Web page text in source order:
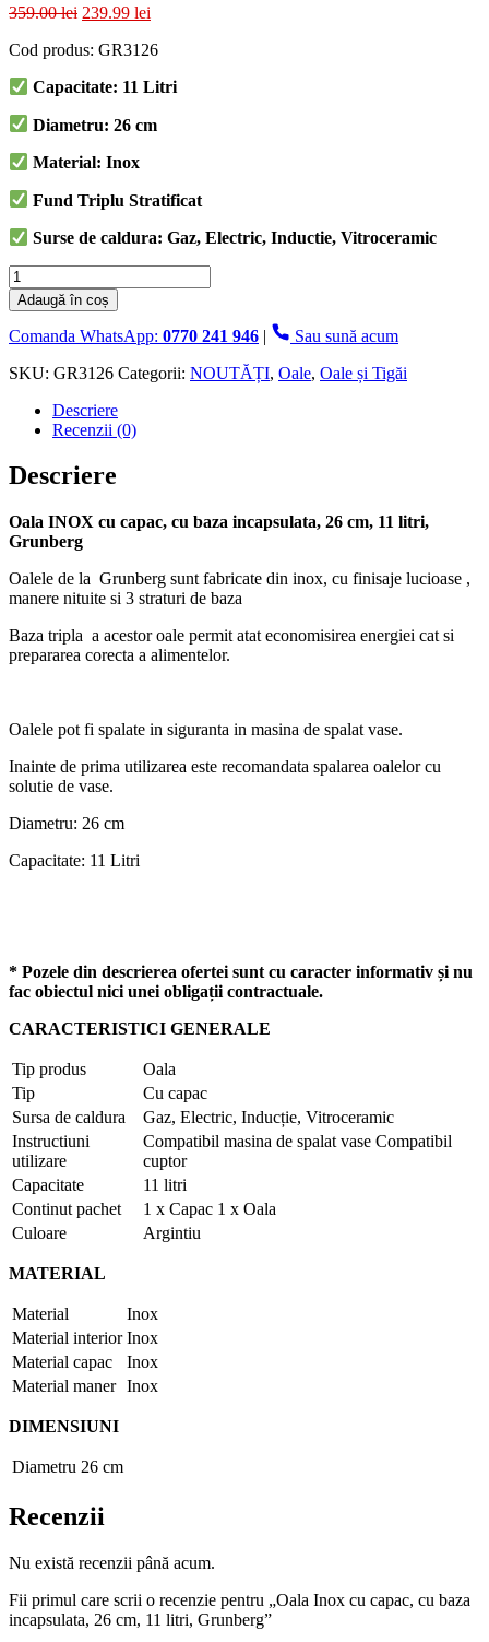
359.00lei Prețul
a
359.00 lei.
239.99 lei
este:
Cod produs: GR3126
Capacitate: 11 Litri
Diametru: 26 cm
Material: Inox
Fund Triplu Stratificat
Surse de caldura: Gaz, Electric, Inductie, Vitroceramic
Cantitate
Oala
Inox
cu
cu
incapsulata,
11
litri,
Adaugă în coș
Comanda WhatsApp: 0770 241 946 |
Sau sună acum
SKU: GR3126 Categorii: NOUTĂȚI, Oale, Oale și Tigăi
Descriere
Recenzii (0)
Descriere
Oala INOX cu capac, cu baza incapsulata, 26 cm, 11 litri,
Grunberg
Oalele de la Grunberg sunt fabricate din inox, cu finisaje lucioase ,
manere nituite si 3 straturi de baza
Baza tripla a acestor oale permit atat economisirea energiei cat si
prepararea corecta a alimentelor.
Oalele pot fi spalate in siguranta in masina de spalat vase.
Inainte de prima utilizarea este recomandata spalarea oalelor cu
solutie de vase.
Diametru: 26 cm
Capacitate: 11 Litri
* Pozele din descrierea ofertei sunt cu caracter informativ și nu
fac obiectul nici unei obligații contractuale.
CARACTERISTICI GENERALE
Tip produs
Oala
Tip
Cu capac
Sursa de caldura
Gaz, Electric, Inducție, Vitroceramic
Instructiuni
utilizare
Compatibil masina de spalat vase Compatibil
cuptor
Capacitate
11 litri
Continut pachet
1 x Capac 1 x Oala
Culoare
Argintiu
MATERIAL
Material
Inox
Material interior Inox
Material capac
Inox
Material maner Inox
DIMENSIUNI
Diametru 26 cm
Recenzii
Nu există recenzii până acum.
Fii primul care scrii o recenzie pentru „Oala Inox cu capac, cu baza
incapsulata, 26 cm, 11 litri, Grunberg”